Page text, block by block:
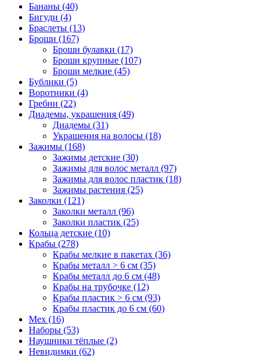
Бананы (40)
Бигуди (4)
Браслеты (13)
Броши (167)
Броши булавки (17)
Броши крупные (107)
Броши мелкие (45)
Бублики (5)
Воротники (4)
Гребни (22)
Диадемы, украшения (49)
Диадемы (31)
Украшения на волосы (18)
Зажимы (168)
Зажимы детские (30)
Зажимы для волос металл (97)
Зажимы для волос пластик (18)
Зажимы растения (25)
Заколки (121)
Заколки металл (96)
Заколки пластик (25)
Кольца детские (10)
Крабы (278)
Крабы мелкие в пакетах (36)
Крабы металл > 6 см (35)
Крабы металл до 6 см (48)
Крабы на трубочке (12)
Крабы пластик > 6 см (93)
Крабы пластик до 6 см (60)
Мех (16)
Наборы (53)
Наушники тёплые (2)
Невидимки (62)